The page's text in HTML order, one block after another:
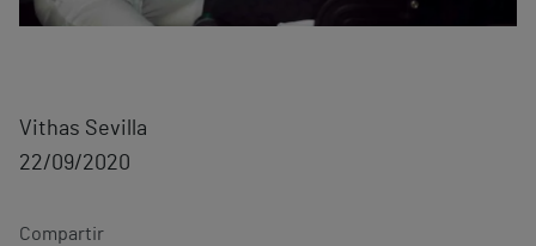
Vithas Sevilla
22/09/2020
Compartir